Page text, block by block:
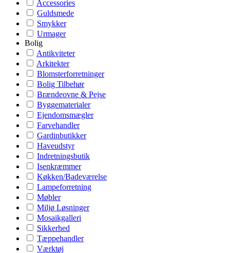
Accessories
Guldsmede
Smykker
Urmager
Bolig
Antikviteter
Arkitekter
Blomsterforretninger
Bolig Tilbehør
Brændeovne & Pejse
Byggematerialer
Ejendomsmægler
Farvehandler
Gardinbutikker
Haveudstyr
Indretningsbutik
Isenkræmmer
Køkken/Badeværelse
Lampeforretning
Møbler
Miljø Løsninger
Mosaikgalleri
Sikkerhed
Tæppehandler
Værktøj